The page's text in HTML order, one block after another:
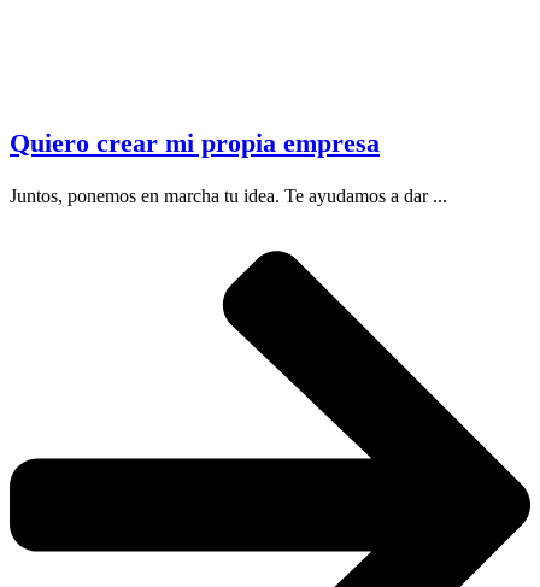
Quiero crear mi propia empresa
Juntos, ponemos en marcha tu idea. Te ayudamos a dar ...